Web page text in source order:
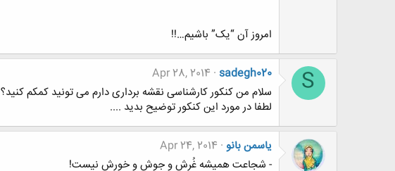
امروز آن “یک” باشیم…!!
S
sadegh020
Apr 28, 2014
سلام من کنکور کارشناسی نقشه برداری دارم می تونید کمکم کنید؟
لطفا در مورد این کنکور توضیح بدید ....
یاسمن بانو Apr 24, 2014
- شجاعت همیشه غُرش و جوش و خورش نیست!